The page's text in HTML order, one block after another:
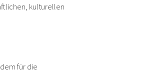
kulturellen
für die